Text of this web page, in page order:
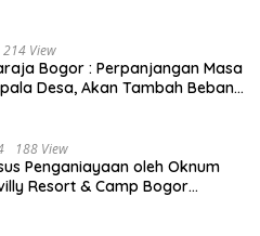
214 View
Bogor : Perpanjangan Masa
Desa, Akan Tambah Beban
188 View
Penganiayaan oleh Oknum
Resort & Camp Bogor